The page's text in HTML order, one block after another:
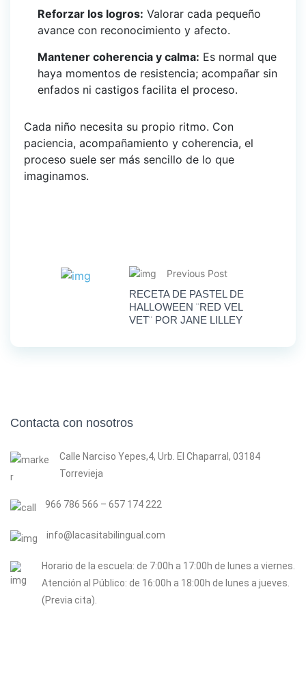
Reforzar los logros: Valorar cada pequeño
avance con reconocimiento y afecto.
Mantener coherencia y calma: Es normal que
haya momentos de resistencia; acompañar sin
enfados ni castigos facilita el proceso.
Cada niño necesita su propio ritmo. Con
paciencia, acompañamiento y coherencia, el
proceso suele ser más sencillo de lo que
imaginamos.
Previous Post
RECETA DE PASTEL DE
HALLOWEEN ¨RED VEL
VET¨ POR JANE LILLEY
Contacta con nosotros
Calle Narciso Yepes,4, Urb. El Chaparral, 03184
Torrevieja
966 786 566 – 657 174 222
info@lacasitabilingual.com
Horario de la escuela: de 7:00h a 17:00h de lunes a viernes.
Atención al Público: de 16:00h a 18:00h de lunes a jueves.
(Previa cita).